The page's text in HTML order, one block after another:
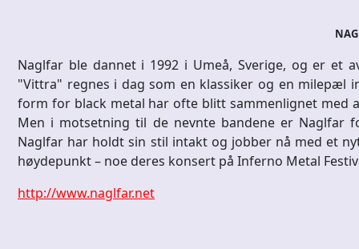
Naglfar ble dannet i 1992 i Umeå, Sverige, og er et
"Vittra" regnes i dag som en klassiker og en milepæl
form for black metal har ofte blitt sammenlignet med
Men i motsetning til de nevnte bandene er Naglfar
Naglfar har holdt sin stil intakt og jobber nå med et
høydepunkt – noe deres konsert på Inferno Metal
http://www.naglfar.net